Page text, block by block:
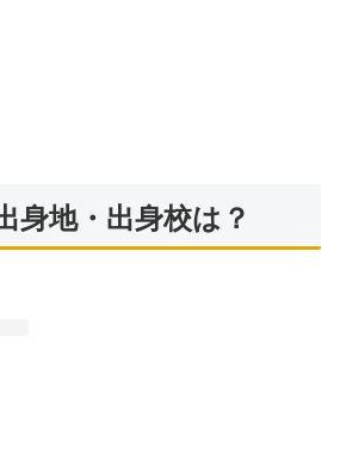
身地・出身校は？